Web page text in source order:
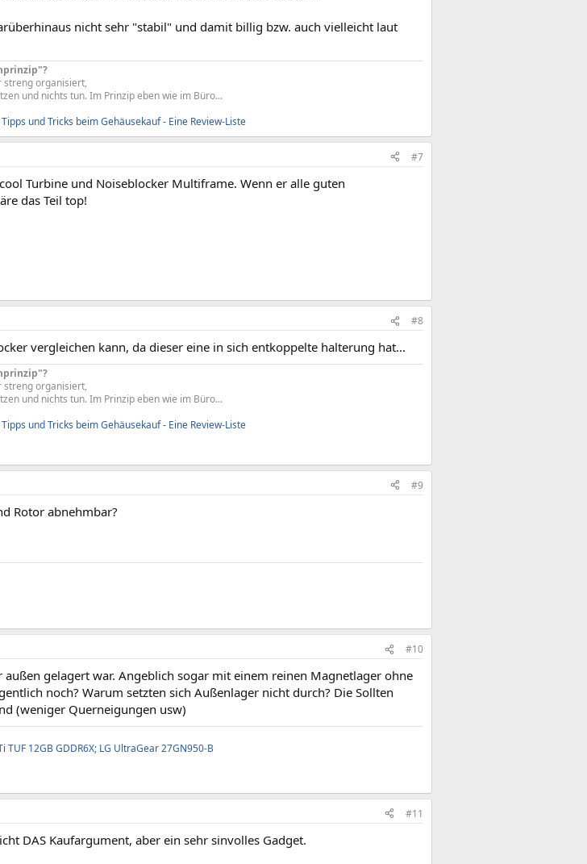
nicht sehr "stabil" und damit billig bzw. auch vielleicht laut
streng organisiert,
und nichts tun. Im Prinzip eben wie im Büro...
Tipps und Tricks beim Gehäusekauf - Eine Review-Liste
#7
Turbine und Noiseblocker Multiframe. Wenn er alle guten
das Teil top!
#8
vergleichen kann, da dieser eine in sich entkoppelte halterung hat...
streng organisiert,
und nichts tun. Im Prinzip eben wie im Büro...
Tipps und Tricks beim Gehäusekauf - Eine Review-Liste
#9
Rotor abnehmbar?
#10
gelagert war. Angeblich sogar mit einem reinen Magnetlager ohne
noch? Warum setzten sich Außenlager nicht durch? Die Sollten
(weniger Querneigungen usw)
TUF 12GB GDDR6X; LG UltraGear 27GN950-B
#11
DAS Kaufargument, aber ein sehr sinvolles Gadget.